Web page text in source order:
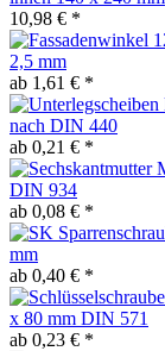
10,98 € *
2,5 mm
ab 1,61 € *
nach DIN 440
ab 0,21 € *
DIN 934
ab 0,08 € *
mm
ab 0,40 € *
x 80 mm DIN 571
ab 0,23 € *